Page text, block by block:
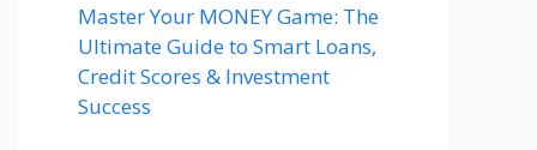
Master Your MONEY Game: The
Ultimate Guide to Smart Loans,
Credit Scores & Investment
Success